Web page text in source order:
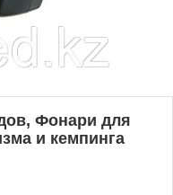
Фонари для
и кемпинга